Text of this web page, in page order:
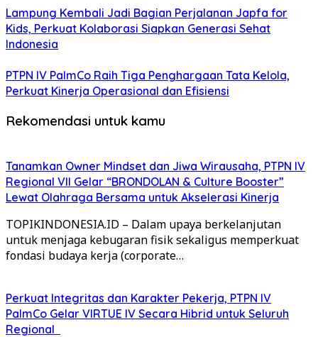
Lampung Kembali Jadi Bagian Perjalanan Japfa for
Kids, Perkuat Kolaborasi Siapkan Generasi Sehat
Indonesia
PTPN IV PalmCo Raih Tiga Penghargaan Tata Kelola,
Perkuat Kinerja Operasional dan Efisiensi
Rekomendasi untuk kamu
Tanamkan Owner Mindset dan Jiwa Wirausaha, PTPN IV
Regional VII Gelar “BRONDOLAN & Culture Booster”
Lewat Olahraga Bersama untuk Akselerasi Kinerja
TOPIKINDONESIA.ID – Dalam upaya berkelanjutan
untuk menjaga kebugaran fisik sekaligus memperkuat
fondasi budaya kerja (corporate…
Perkuat Integritas dan Karakter Pekerja, PTPN IV
PalmCo Gelar VIRTUE IV Secara Hibrid untuk Seluruh
Regional